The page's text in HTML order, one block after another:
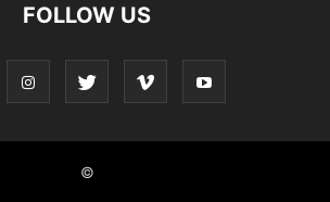
FOLLOW US
©